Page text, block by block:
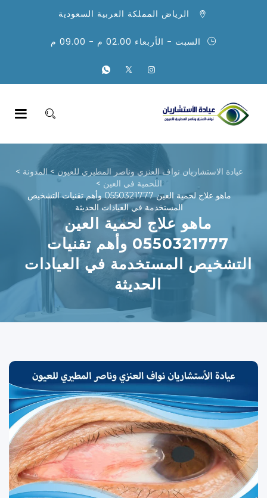
الرياض المملكة العربية السعودية
السبت - الأربعاء 02.00 م - 09.00 م
عيادة الاستشاريان نواف العنزي وناصر المطيري للعيون >المدونة >
اللحمية في العين >
ماهو علاج لحمية العين 0550321777 وأهم تقنيات التشخيص
المستخدمة في العيادات الحديثة
ماهو علاج لحمية العين
0550321777 وأهم تقنيات
التشخيص المستخدمة في العيادات
الحديثة